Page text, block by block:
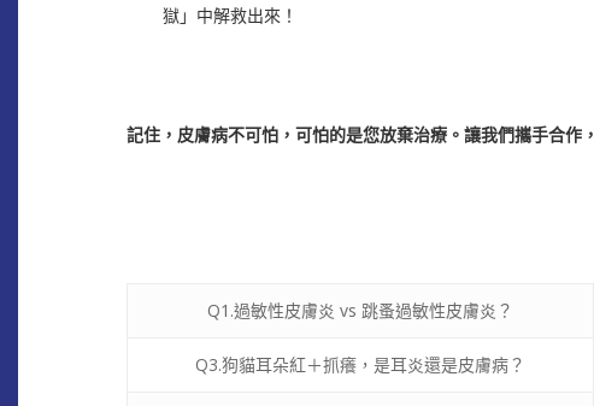
獄」中解救出來！
記住，皮膚病不可怕，可怕的是您放棄治療。讓我們攜手合作
Q1.過敏性皮膚炎 vs 跳蚤過敏性皮膚炎？
Q3.狗貓耳朵紅＋抓癢，是耳炎還是皮膚病？